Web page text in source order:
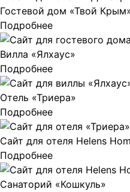
Гостевой дом «Твой
Подробнее
Вилла «Ялхаус»
Подробнее
Отель «Триера»
Подробнее
Сайт для отеля Helens
Подробнее
Санаторий «Кошкуль»